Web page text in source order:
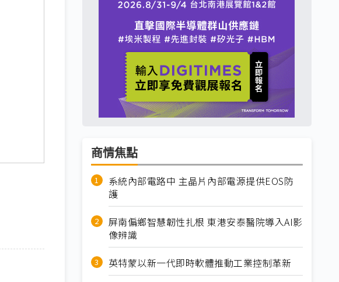
商情焦點
系統內部電路中 主晶片內部電源提供EOS防
護
屏南偏鄉智慧韌性扎根 東港安泰醫院導入AI影
像辨識
英特蒙以新一代即時軟體推動工業控制革新